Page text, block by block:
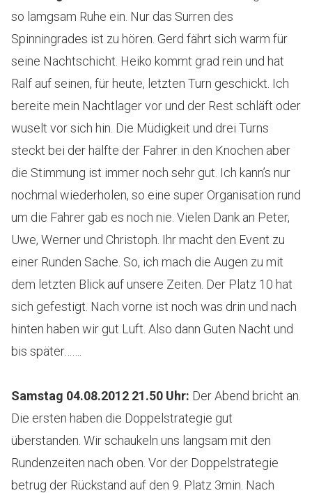
so lamgsam Ruhe ein. Nur das Surren des
Spinningrades ist zu hören. Gerd fährt sich warm für
seine Nachtschicht. Heiko kommt grad rein und hat
Ralf auf seinen, für heute, letzten Turn geschickt. Ich
bereite mein Nachtlager vor und der Rest schläft oder
wuselt vor sich hin. Die Müdigkeit und drei Turns
steckt bei der hälfte der Fahrer in den Knochen aber
die Stimmung ist immer noch sehr gut. Ich kann’s nur
nochmal wiederholen, so eine super Organisation rund
um die Fahrer gab es noch nie. Vielen Dank an Peter,
Uwe, Werner und Christoph. Ihr macht den Event zu
einer Runden Sache. So, ich mach die Augen zu mit
dem letzten Blick auf unsere Zeiten. Der Platz 10 hat
sich gefestigt. Nach vorne ist noch was drin und nach
hinten haben wir gut Luft. Also dann Guten Nacht und
bis später…….
Samstag 04.08.2012 21.50 Uhr: Der Abend bricht an.
Die ersten haben die Doppelstrategie gut
überstanden. Wir schaukeln uns langsam mit den
Rundenzeiten nach oben. Vor der Doppelstrategie
betrug der Rückstand auf den 9. Platz 3min. Nach